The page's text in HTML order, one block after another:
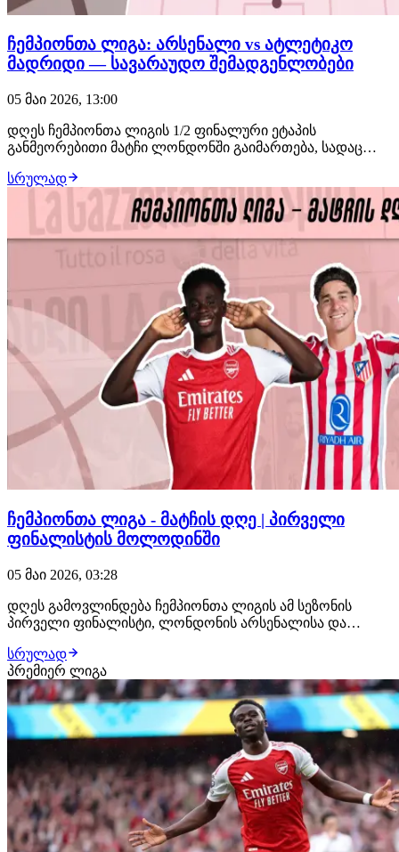
ჩემპიონთა ლიგა: არსენალი vs ატლეტიკო
მადრიდი — სავარაუდო შემადგენლობები
05 მაი 2026, 13:00
დღეს ჩემპიონთა ლიგის 1/2 ფინალური ეტაპის
განმეორებითი მატჩი ლონდონში გაიმართება, სადაც
დაპირისპირება ელოდება. ამ სტატიაში შემოგთავაზებთ
გუნდების სავარაუდო შემადგენლობებსა და
ინფორმაციას დანაკლისის შესახებ. არსენალი (4-3-3):
რაია, უაითი, სალიბ…
სრულად
ჩემპიონთა ლიგა - მატჩის დღე | პირველი
ფინალისტის მოლოდინში
05 მაი 2026, 03:28
დღეს გამოვლინდება ჩემპიონთა ლიგის ამ სეზონის
პირველი ფინალისტი, ლონდონის არსენალისა და
განვიხილოთ, თუ რას უნდა ველოდოთ აღნიშნული
დუელისგან. არსენალი V ატლეტიკო | 23:00 ამ გუნდების
პირველი ნახევარფინალური მატჩი დასრულდა ფრედ,
ანგარიშით 1:…
სრულად
პრემიერ ლიგა